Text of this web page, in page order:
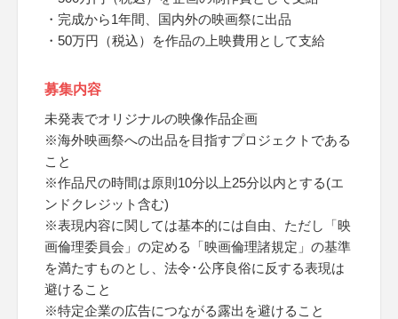
・完成から1年間、国内外の映画祭に出品
・50万円（税込）を作品の上映費用として支給
募集内容
未発表でオリジナルの映像作品企画
※海外映画祭への出品を目指すプロジェクトである
こと
※作品尺の時間は原則10分以上25分以内とする(エ
ンドクレジット含む)
※表現内容に関しては基本的には自由、ただし「映
画倫理委員会」の定める「映画倫理諸規定」の基準
を満たすものとし、法令･公序良俗に反する表現は
避けること
※特定企業の広告につながる露出を避けること